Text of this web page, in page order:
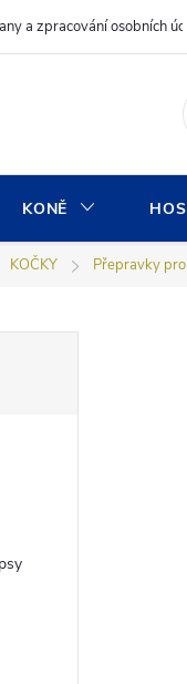
a zpracování osobních
KONĚ
KOČKY Přepravky